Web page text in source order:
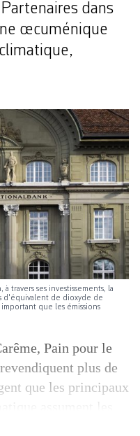
dans
œcuménique
travers ses investissements, la
d'équivalent de dioxyde de
que les émissions
Pain pour le
plus de
que les principaux